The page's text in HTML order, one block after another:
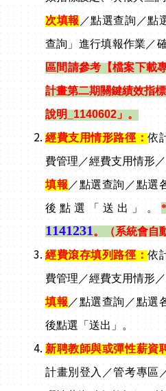
次填報 ／點選查詢／點
查詢」進行填報作業／
區間請參考【檔案下載
計畫第二期關鍵績效指
說明_1140602」。
經費支用情形路徑：依
費管理／經費支用情形
填報 ／點選查詢／點選
後點選「送出」。 *
1141231。（系統會自
經費滾存填列路徑：依
費管理／經費支用情形
填報 ／點選查詢／點選
後點選「送出」。
新聘教師與或彈性薪資
計畫別登入／管考專區